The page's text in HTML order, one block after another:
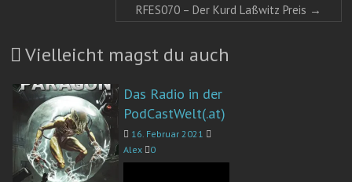
RFES070 – Der Kurd Laßwitz Preis →
Vielleicht magst du auch
Das Radio in der
PodCastWelt(.at)
16. Februar 2021
Alex
0